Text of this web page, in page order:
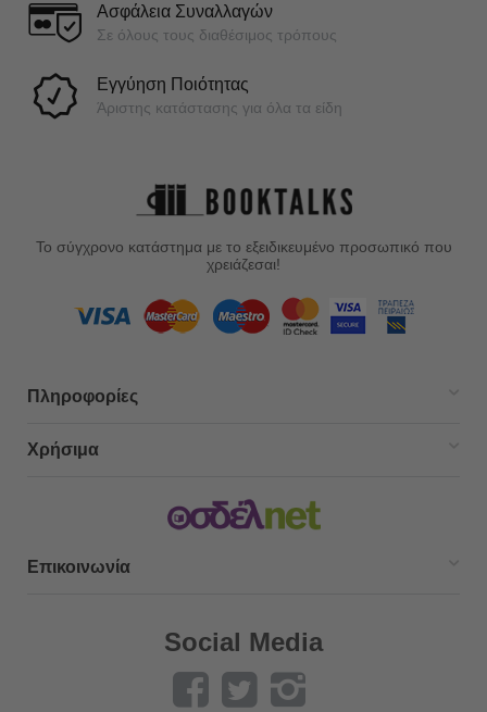
Ασφάλεια Συναλλαγών
Σε όλους τους διαθέσιμος τρόπους
Εγγύηση Ποιότητας
Άριστης κατάστασης για όλα τα είδη
Το σύγχρονο κατάστημα με το εξειδικευμένο προσωπικό που
χρειάζεσαι!
Πληροφορίες
Χρήσιμα
Επικοινωνία
Social Media